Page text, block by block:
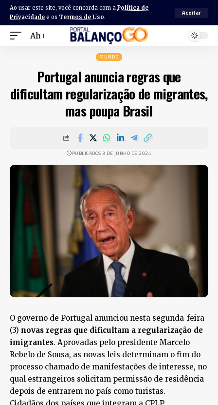
Ao usar este site, você concorda com a Política de
Privacidade e os Termos de Uso.
Aceitar
Ah
MUNDO
Portugal anuncia regras que
dificultam regularização de migrantes,
mas poupa Brasil
PUBLICADOS 3 DE JUNHO DE 2024
O governo de Portugal anunciou nesta segunda-feira
(3) novas regras que dificultam a regularização de
imigrantes. Aprovadas pelo presidente Marcelo
Rebelo de Sousa, as novas leis determinam o fim do
processo chamado de manifestações de interesse, no
qual estrangeiros solicitam permissão de residência
depois de entrarem no país como turistas.